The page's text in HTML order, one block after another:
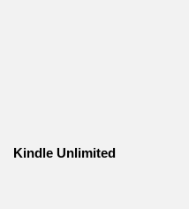
Kindle Unlimited